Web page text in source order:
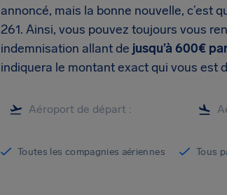
annoncé, mais la bonne nouvelle, c’est
261. Ainsi, vous pouvez toujours vous
indemnisation allant de jusqu’à 600€
indiquera le montant exact qui vous est
Toutes les compagnies aériennes Tous